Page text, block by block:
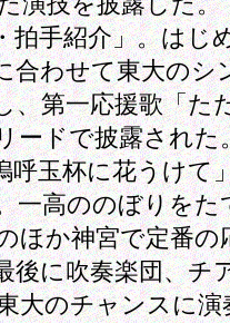
手紹介」。はじ
合わせて東大のシ
、第一応援歌「た
ードで披露された
呼玉杯に花うけて
一高ののぼりをた
ほか神宮で定番の
後に吹奏楽団、チ
大のチャンスに演